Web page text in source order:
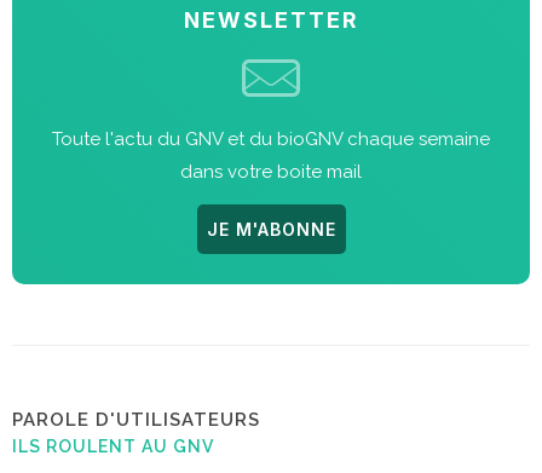
NEWSLETTER
Toute l'actu du GNV et du bioGNV chaque semaine
dans votre boite mail
JE M'ABONNE
PAROLE D'UTILISATEURS
ILS ROULENT AU GNV